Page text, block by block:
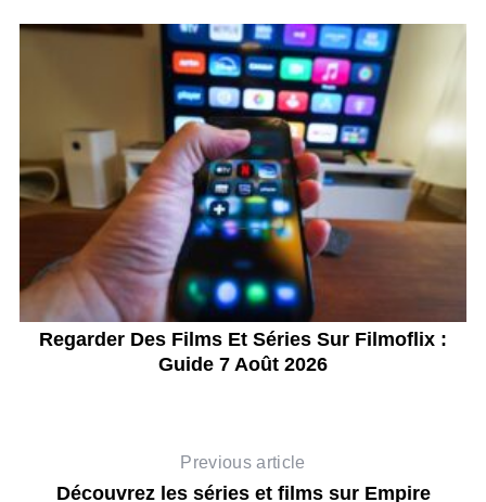
Regarder Des Films Et Séries Sur Filmoflix :
Guide 7 Août 2026
Previous article
Découvrez les séries et films sur Empire